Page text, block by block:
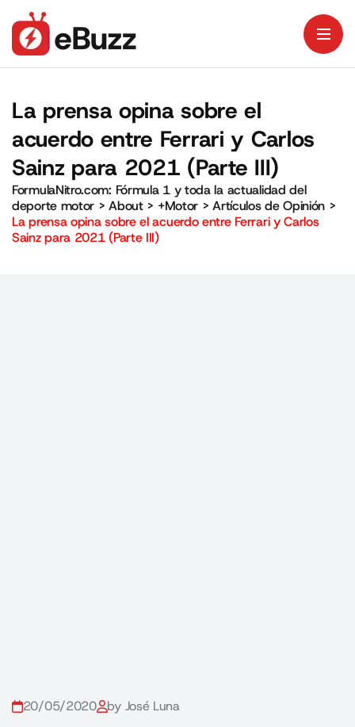
La prensa opina sobre el
acuerdo entre Ferrari y Carlos
Sainz para 2021 (Parte III)
FormulaNitro.com: Fórmula 1 y toda la actualidad del
deporte motor >About> +Motor >Artículos de Opinión >
La prensa opina sobre el acuerdo entre Ferrari y Carlos
Sainz para 2021 (Parte III)
20/05/2020 by José Luna